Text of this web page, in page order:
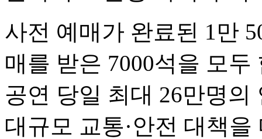
사전 예매가 완료된 1만
매를 받은 7000석을 모
공연 당일 최대 26만명
대규모 교통·안전 대책